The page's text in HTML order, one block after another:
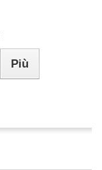
Più